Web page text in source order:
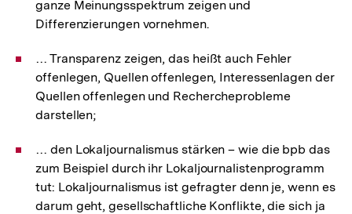
ganze Meinungsspektrum zeigen und
Differenzierungen vornehmen.
… Transparenz zeigen, das heißt auch Fehler
offenlegen, Quellen offenlegen, Interessenlagen der
Quellen offenlegen und Rechercheprobleme
darstellen;
… den Lokaljournalismus stärken – wie die bpb das
zum Beispiel durch ihr Lokaljournalistenprogramm
tut: Lokaljournalismus ist gefragter denn je, wenn es
darum geht, gesellschaftliche Konflikte, die sich ja